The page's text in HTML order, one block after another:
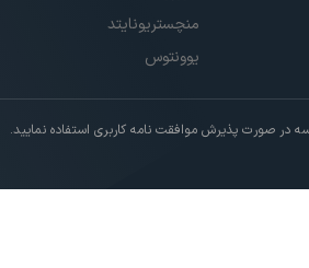
منچستریونایتد
یوونتوس
صورت پذیرش موافقت نامه کاربری استفاده نمایید.